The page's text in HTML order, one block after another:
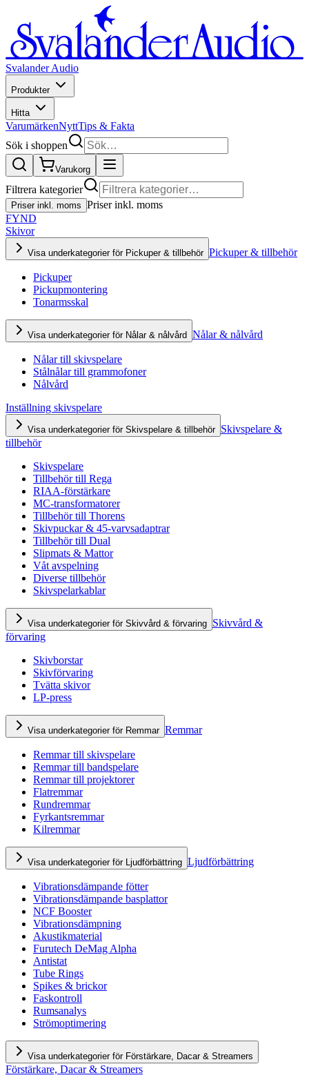
Svalander Audio
Produkter
Hitta
VarumärkenNyttTips & Fakta
Sök i shoppen
Varukorg
Filtrera kategorier
Priser inkl. moms Priser inkl. moms
FYND
Skivor
Visa underkategorier för Pickuper & tillbehör Pickuper & tillbehör
Pickuper
Pickupmontering
Tonarmsskal
Visa underkategorier för Nålar & nålvård Nålar & nålvård
Nålar till skivspelare
Stålnålar till grammofoner
Nålvård
Inställning skivspelare
Visa underkategorier för Skivspelare & tillbehör Skivspelare &
tillbehör
Skivspelare
Tillbehör till Rega
RIAA-förstärkare
MC-transformatorer
Tillbehör till Thorens
Skivpuckar & 45-varvsadaptrar
Tillbehör till Dual
Slipmats & Mattor
Våt avspelning
Diverse tillbehör
Skivspelarkablar
Visa underkategorier för Skivvård & förvaring Skivvård &
förvaring
Skivborstar
Skivförvaring
Tvätta skivor
LP-press
Visa underkategorier för Remmar Remmar
Remmar till skivspelare
Remmar till bandspelare
Remmar till projektorer
Flatremmar
Rundremmar
Fyrkantsremmar
Kilremmar
Visa underkategorier för Ljudförbättring Ljudförbättring
Vibrationsdämpande fötter
Vibrationsdämpande basplattor
NCF Booster
Vibrationsdämpning
Akustikmaterial
Furutech DeMag Alpha
Antistat
Tube Rings
Spikes & brickor
Faskontroll
Rumsanalys
Strömoptimering
Visa underkategorier för Förstärkare, Dacar & Streamers
Förstärkare, Dacar & Streamers